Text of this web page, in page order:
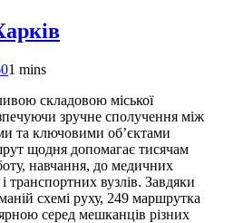
01 mins
складовою міської
зручне сполучення між
та ключовими об’єктами
щодня допомагає тисячам
навчання, до медичних
транспортних вузлів. Завдяки
схемі руху, 249 маршрутка
серед мешканців різних